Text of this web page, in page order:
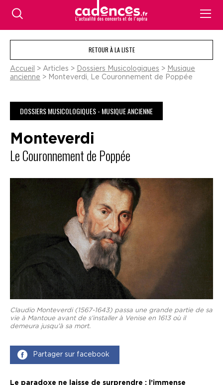
RETOUR À LA LISTE
Accueil > Articles > Dossiers Musicologiques > Musique
ancienne > Monteverdi, Le Couronnement de Poppée
DOSSIERS MUSICOLOGIQUES - MUSIQUE ANCIENNE
Monteverdi
Le Couronnement de Poppée
Claudio Monteverdi (1567-1643) passa une grande partie de sa
vie à Mantoue avant de s’installer à Venise en 1613 où il
demeura jusqu’à sa mort.
Partager sur facebook
Le paradoxe ne laisse de surprendre : l’immense